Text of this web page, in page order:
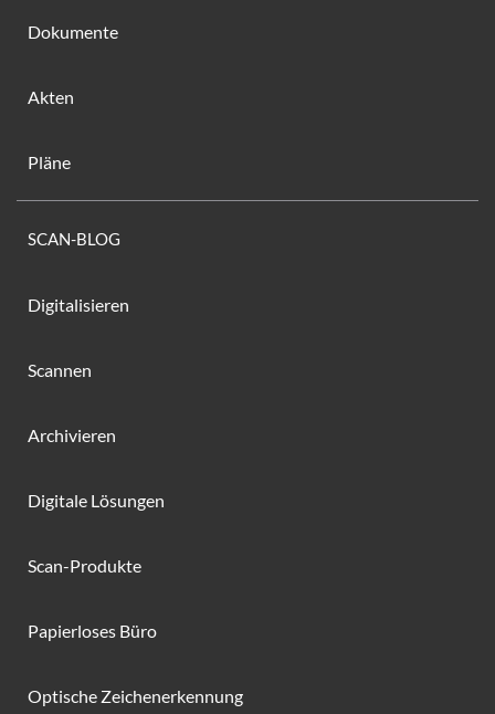
Dokumente
Akten
Pläne
SCAN-BLOG
Digitalisieren
Scannen
Archivieren
Digitale Lösungen
Scan-Produkte
Papierloses Büro
Optische Zeichenerkennung